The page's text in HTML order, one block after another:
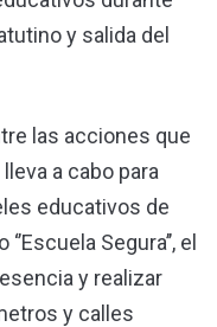
y salida del
las acciones que
a cabo para
educativos de
Segura’’, el
y realizar
y calles